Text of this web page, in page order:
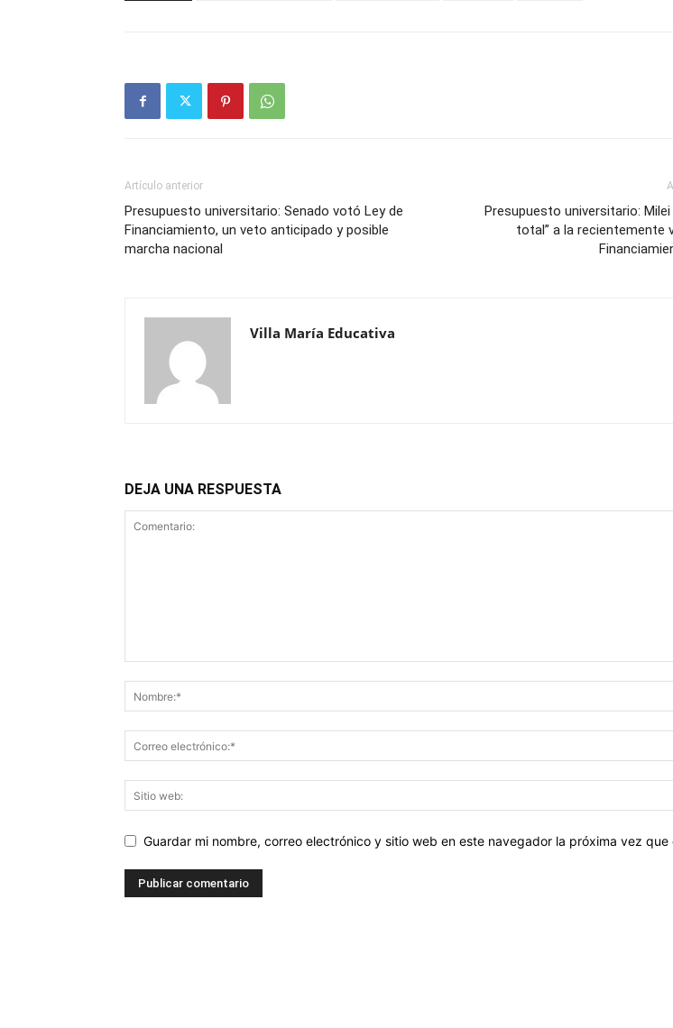
Artículo anterior
Presupuesto universitario: Senado votó Ley de
Financiamiento, un veto anticipado y posible
marcha nacional
Presupuesto universitario:
total” a la recientemente
Villa María Educativa
DEJA UNA RESPUESTA
Guardar mi nombre, correo electrónico y sitio web en este navegador la próxima vez que